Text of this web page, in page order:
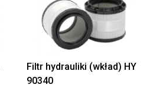
Filtr hydrauliki (wkład) HY
90340